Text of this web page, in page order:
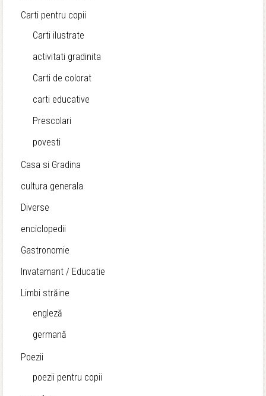
Carti pentru copii
Carti ilustrate
activitati gradinita
Carti de colorat
carti educative
Prescolari
povesti
Casa si Gradina
cultura generala
Diverse
enciclopedii
Gastronomie
Invatamant / Educatie
Limbi străine
engleză
germană
Poezii
poezii pentru copii